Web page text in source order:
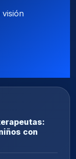
visión
con